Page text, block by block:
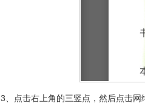
3、点击右上角的三竖点，然后点击网